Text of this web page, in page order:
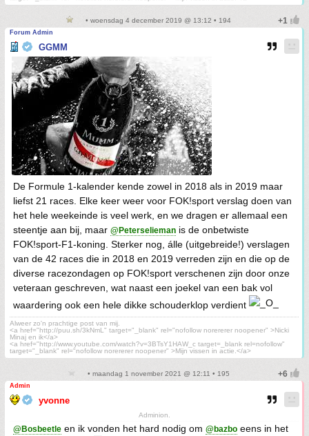
• woensdag 4 december 2019 @ 13:12 • 194
Forum Admin
GGMM
De Formule 1-kalender kende zowel in 2018 als in 2019 maar
liefst 21 races. Elke keer weer voor FOK!sport verslag doen van
het hele weekeinde is veel werk, en we dragen er allemaal een
steentje aan bij, maar @Peterselieman is de onbetwiste
FOK!sport-F1-koning. Sterker nog, álle (uitgebreide!) verslagen
van de 42 races die in 2018 en 2019 verreden zijn en die op de
diverse racezondagen op FOK!sport verschenen zijn door onze
veteraan geschreven, wat naast een joekel van een bak vol
waardering ook een hele dikke schouderklop verdient
Alweer zo'n prachtige post van mij.
<a href="http://puu.sh/3kNmL" target="_blank" rel="nofollow norererer noopener" >Nicki
Minaj en ik</a>
<a href="http://www.youtube.com/watch?v=3BTsY1HAW_c target=_blank rel=nofollow"
target="_blank" rel="nofollow norererer noopener" >Mijn vissen in actie.</a>
• maandag 1 november 2021 @ 12:11 • 195
Admin
yvonne
Adminion.
@Bosbeetle en ik vonden het hard nodig om @bazbo eens in het